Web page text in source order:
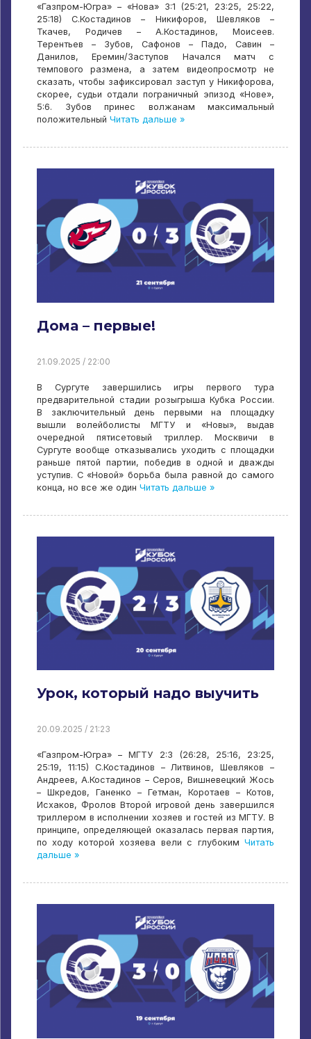
«Газпром-Югра» – «Нова» 3:1 (25:21, 23:25, 25:22,
25:18) С.Костадинов – Никифоров, Шевляков –
Ткачев, Родичев – А.Костадинов, Моисеев.
Терентьев – Зубов, Сафонов – Падо, Савин –
Данилов, Еремин/Заступов Начался матч с
темпового размена, а затем видеопросмотр не
сказать, чтобы зафиксировал заступ у Никифорова,
скорее, судьи отдали пограничный эпизод «Нове»,
5:6. Зубов принес волжанам максимальный
положительный Читать дальше »
Дома – первые!
21.09.2025 / 22:00
В Сургуте завершились игры первого тура
предварительной стадии розыгрыша Кубка России.
В заключительный день первыми на площадку
вышли волейболисты МГТУ и «Новы», выдав
очередной пятисетовый триллер. Москвичи в
Сургуте вообще отказывались уходить с площадки
раньше пятой партии, победив в одной и дважды
уступив. С «Новой» борьба была равной до самого
конца, но все же один Читать дальше »
Урок, который надо выучить
20.09.2025 / 21:23
«Газпром-Югра» – МГТУ 2:3 (26:28, 25:16, 23:25,
25:19, 11:15) С.Костадинов – Литвинов, Шевляков –
Андреев, А.Костадинов – Серов, Вишневецкий Жось
– Шкредов, Ганенко – Гетман, Коротаев – Котов,
Исхаков, Фролов Второй игровой день завершился
триллером в исполнении хозяев и гостей из МГТУ. В
принципе, определяющей оказалась первая партия,
по ходу которой хозяева вели с глубоким Читать
дальше »